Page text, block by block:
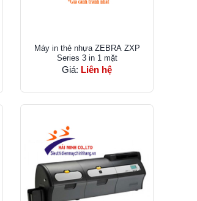
Máy in thẻ nhựa ZEBRA ZXP
Series 3 in 1 mặt
Giá: Liên hệ